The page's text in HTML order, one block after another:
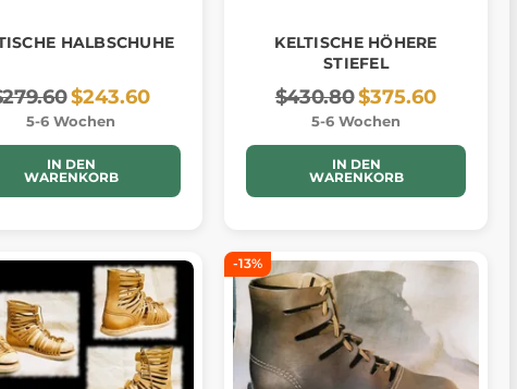
HALBSCHUHE
$243.60
5-6 Wochen
IN DEN
WARENKORB
KELTISCHE HÖHERE
STIEFEL
$430.80$375.60
5-6 Wochen
IN DEN
WARENKORB
-13%